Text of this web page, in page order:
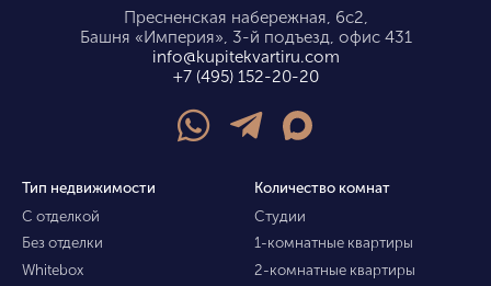
Пресненская набережная, 6с2,
Башня «Империя», 3-й подъезд, офис 431
info@kupitekvartiru.com
+7 (495) 152-20-20
Тип недвижимости
С отделкой
Без отделки
Whitebox
Количество комнат
Студии
1-комнатные квартиры
2-комнатные квартиры